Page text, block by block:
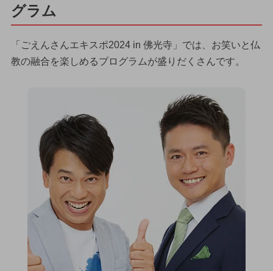
グラム
「ごえんさんエキスポ2024 in 佛光寺」では、お笑いと仏
教の融合を楽しめるプログラムが盛りだくさんです。